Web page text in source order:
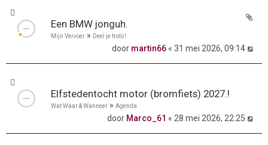
Een BMW jonguh.
Mijn Vervoer » Deel je trots!
door martin66 « 31 mei 2026, 09:14
Elfstedentocht motor (bromfiets) 2027.!
Wat Waar & Wanneer » Agenda
door Marco_61 « 28 mei 2026, 22:25